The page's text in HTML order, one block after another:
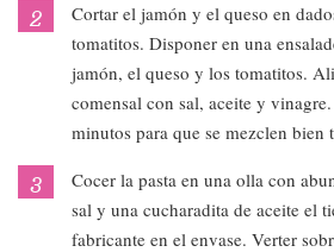
Cortar el jamón y el queso en
tomatitos. Disponer en una
jamón, el queso y los tomatitos.
comensal con sal, aceite y
minutos para que se mezclen bien
Cocer la pasta en una olla con
sal y una cucharadita de aceite el
fabricante en el envase. Verter